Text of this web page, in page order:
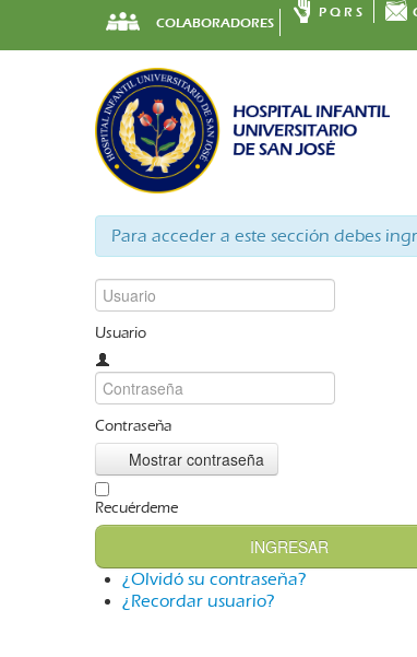
COLABORADORES
P Q R S
Para acceder a este sección debes
Usuario
Contraseña
Mostrar contraseña
Recuérdeme
INGRESAR
¿Olvidó su contraseña?
¿Recordar usuario?